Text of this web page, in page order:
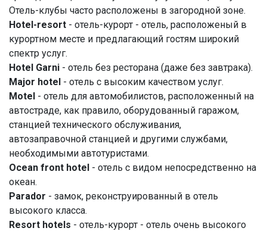
Отель-клубы часто расположены в загородной зоне.
Hotel-resort - отель-курорт - отель, расположеный в
курортном месте и предлагающий гостям широкий
спектр услуг.
Hotel Garni - отель без ресторана (даже без завтрака).
Major hotel - отель с высоким качеством услуг.
Motel - отель для автомобилистов, расположенный на
автостраде, как правило, оборудованный гаражом,
станцией технического обслуживания,
автозаправочной станцией и другими службами,
необходимыми автотуристами.
Ocean front hotel - отель с видом непосредственно на
океан.
Parador - замок, реконструированный в отель
высокого класса.
Resort hotels - отель-курорт - отель очень высокого